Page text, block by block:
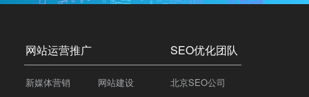
网站运营推广
新媒体营销
网站建设
SEO优化团队
北京SEO公司